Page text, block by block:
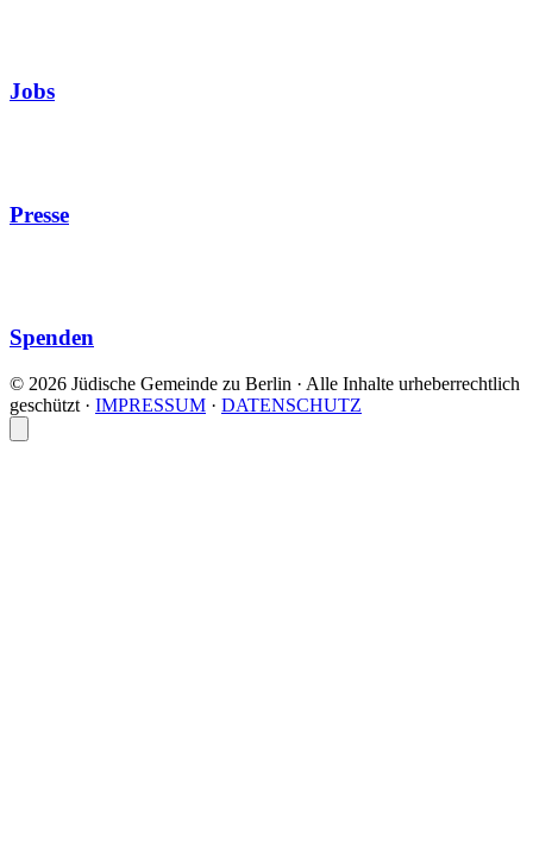
Jobs
Presse
Spenden
© 2026 Jüdische Gemeinde zu Berlin · Alle Inhalte urheberrechtlich
geschützt · IMPRESSUM · DATENSCHUTZ